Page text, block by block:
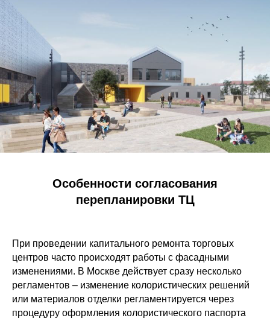
Особенности согласования
перепланировки ТЦ
При проведении капитального ремонта торговых
центров часто происходят работы с фасадными
изменениями. В Москве действует сразу несколько
регламентов – изменение колористических решений
или материалов отделки регламентируется через
процедуру оформления колористического паспорта